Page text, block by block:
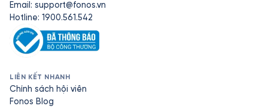
Email: support@fonos.vn
Hotline: 1900.561.542
LIÊN KẾT NHANH
Chính sách hội viên
Fonos Blog